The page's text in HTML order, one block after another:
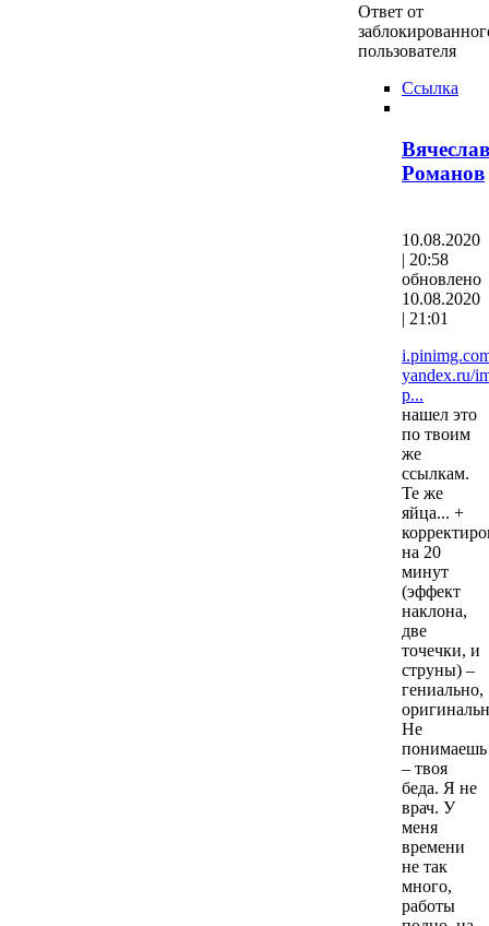
Ответ от
пользователя
Ссылка
Вячеслав
Романов
10.08.2020
| 20:58
обновлено
10.08.2020
| 21:01
yandex.ru/
p...
нашел это
по твоим
же
ссылкам.
Те же
яйца... +
на 20
минут
(эффект
наклона,
две
точечки, и
струны) –
гениально,
Не
понимаешь
– твоя
беда. Я не
врач. У
меня
времени
не так
много,
работы